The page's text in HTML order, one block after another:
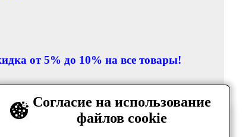
от 5% до 10% на все товары!
Количество
Согласие на использование
файлов cookie